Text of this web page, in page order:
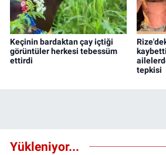
Keçinin bardaktan çay içtiği
görüntüler herkesi tebessüm
ettirdi
tepkisi
Yükleniyor...